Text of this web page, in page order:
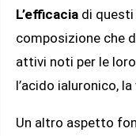
L’efficacia di
composizione che
attivi noti per le
l’acido ialuronico,
Un altro aspetto